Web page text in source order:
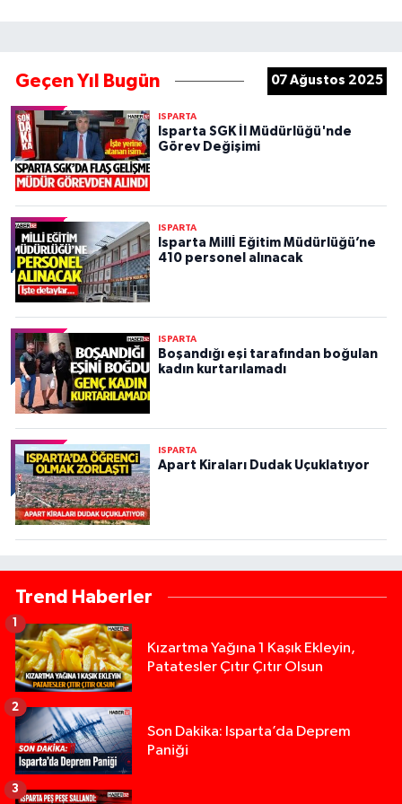
Geçen Yıl Bugün 07 Ağustos 2025
ISPARTA
Isparta SGK İl Müdürlüğü'nde
Görev Değişimi
ISPARTA
Isparta Millİ Eğitim Müdürlüğü’ne
410 personel alınacak
ISPARTA
Boşandığı eşi tarafından boğulan
kadın kurtarılamadı
ISPARTA
Apart Kiraları Dudak Uçuklatıyor
Trend Haberler
Kızartma Yağına 1 Kaşık Ekleyin,
Patatesler Çıtır Çıtır Olsun
1
Son Dakika: Isparta’da Deprem
Paniği
2
3